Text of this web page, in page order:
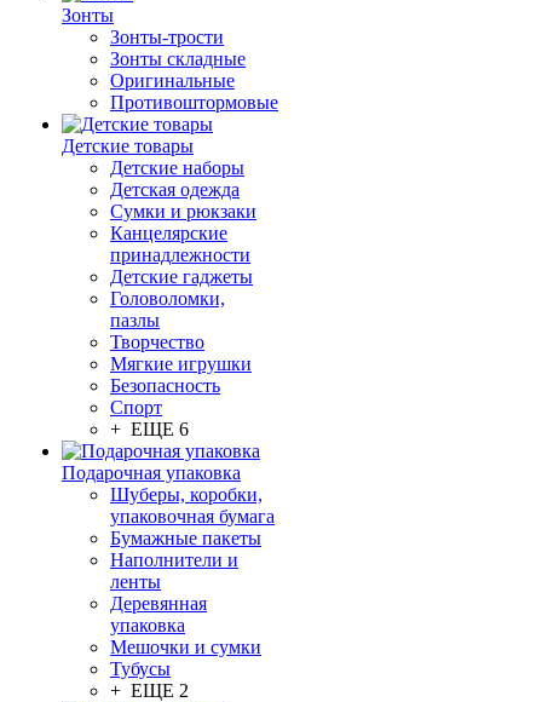
Зонты
Зонты-трости
Зонты складные
Оригинальные
Противоштормовые
Детские товары
Детские наборы
Детская одежда
Сумки и рюкзаки
Канцелярские
принадлежности
Детские гаджеты
Головоломки,
пазлы
Творчество
Мягкие игрушки
Безопасность
Спорт
+ ЕЩЕ 6
Подарочная упаковка
Шуберы, коробки,
упаковочная бумага
Бумажные пакеты
Наполнители и
ленты
Деревянная
упаковка
Мешочки и сумки
Тубусы
+ ЕЩЕ 2